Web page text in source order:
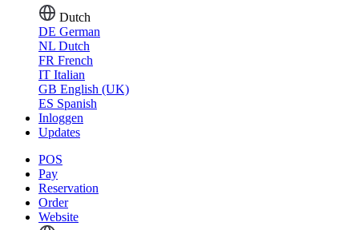
Dutch
DE German
NL Dutch
FR French
IT Italian
GB English (UK)
ES Spanish
Inloggen
Updates
POS
Pay
Reservation
Order
Website